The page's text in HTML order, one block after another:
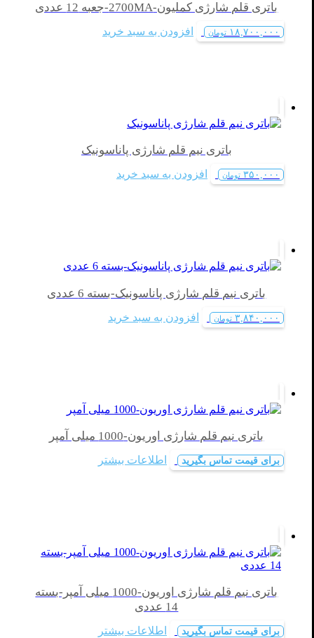
باتری قلم شارژی کملیون-2700MA-جعبه 12 عددی
۱۸,۷۰۰,۰۰۰ تومان افزودن به سبد خرید
باتری نیم قلم شارژی پاناسونیک
۳۵۰,۰۰۰ تومان افزودن به سبد خرید
باتری نیم قلم شارژی پاناسونیک-بسته 6 عددی
۳,۸۴۰,۰۰۰ تومان افزودن به سبد خرید
باتری نیم قلم شارژی اوریون-1000 میلی آمپر
برای قیمت تماس بگیرید اطلاعات بیشتر
باتری نیم قلم شارژی اوریون-1000 میلی آمپر-بسته
14 عددی
برای قیمت تماس بگیرید اطلاعات بیشتر